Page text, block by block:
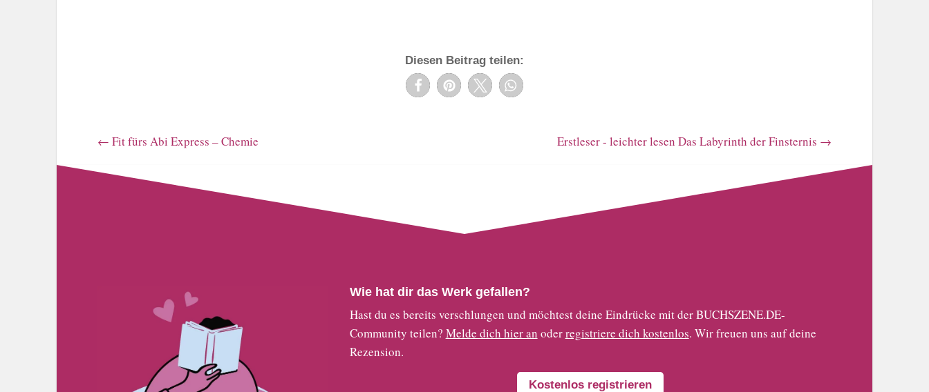
Diesen Beitrag teilen:
← Fit fürs Abi Express – Chemie Erstleser - leichter lesen Das Labyrinth der Finsternis →
Wie hat dir das Werk gefallen?
Hast du es bereits verschlungen und möchtest deine Eindrücke mit der BUCHSZENE.DE-
Community teilen? Melde dich hier an oderregistriere dich kostenlos. Wir freuen uns auf deine
Rezension.
Kostenlos registrieren